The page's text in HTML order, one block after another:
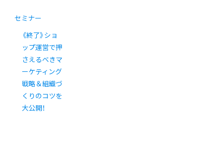
セミナー
《終了》ショ
ップ運営で押
さえるべきマ
ーケティング
戦略＆組織づ
くりのコツを
大公開！